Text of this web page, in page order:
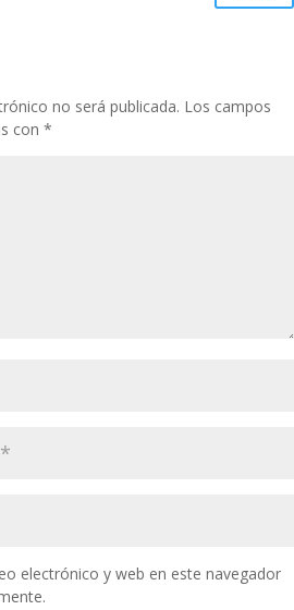
no será publicada. Los campos
con *
electrónico y web en este navegador